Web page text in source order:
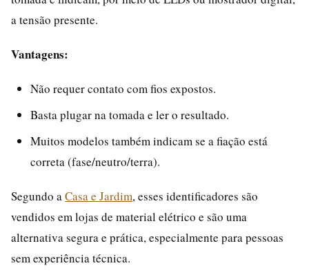
a tensão presente.
Vantagens:
Não requer contato com fios expostos.
Basta plugar na tomada e ler o resultado.
Muitos modelos também indicam se a fiação está
correta (fase/neutro/terra).
Segundo a Casa e Jardim, esses identificadores são
vendidos em lojas de material elétrico e são uma
alternativa segura e prática, especialmente para pessoas
sem experiência técnica.